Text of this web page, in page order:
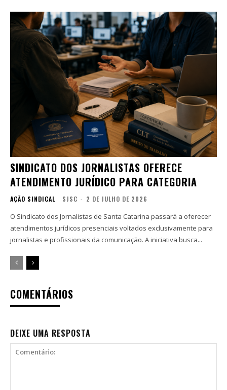
SINDICATO DOS JORNALISTAS OFERECE
ATENDIMENTO JURÍDICO PARA CATEGORIA
AÇÃO SINDICAL SJSC - 2 DE JULHO DE 2026
O Sindicato dos Jornalistas de Santa Catarina passará a oferecer
atendimentos jurídicos presenciais voltados exclusivamente para
jornalistas e profissionais da comunicação. A iniciativa busca...
COMENTÁRIOS
DEIXE UMA RESPOSTA